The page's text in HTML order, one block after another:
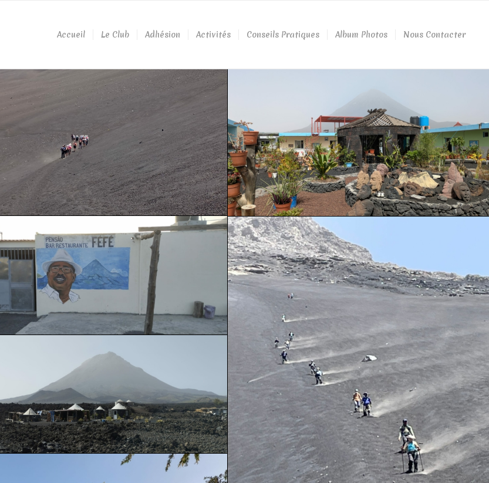
Accueil Le Club Adhésion Activités Conseils Pratiques Album Photos Nous Contacter